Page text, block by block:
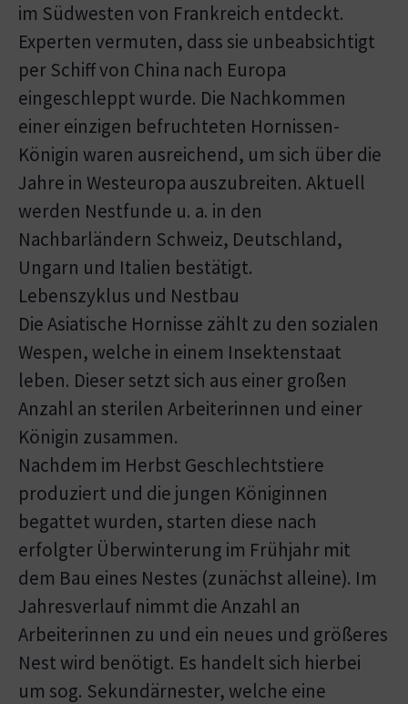
im Südwesten von Frankreich entdeckt.
Experten vermuten, dass sie unbeabsichtigt
per Schiff von China nach Europa
eingeschleppt wurde. Die Nachkommen
einer einzigen befruchteten Hornissen-
Königin waren ausreichend, um sich über die
Jahre in Westeuropa auszubreiten. Aktuell
werden Nestfunde u. a. in den
Nachbarländern Schweiz, Deutschland,
Ungarn und Italien bestätigt.
Lebenszyklus und Nestbau
Die Asiatische Hornisse zählt zu den sozialen
Wespen, welche in einem Insektenstaat
leben. Dieser setzt sich aus einer großen
Anzahl an sterilen Arbeiterinnen und einer
Königin zusammen.
Nachdem im Herbst Geschlechtstiere
produziert und die jungen Königinnen
begattet wurden, starten diese nach
erfolgter Überwinterung im Frühjahr mit
dem Bau eines Nestes (zunächst alleine). Im
Jahresverlauf nimmt die Anzahl an
Arbeiterinnen zu und ein neues und größeres
Nest wird benötigt. Es handelt sich hierbei
um sog. Sekundärnester, welche eine